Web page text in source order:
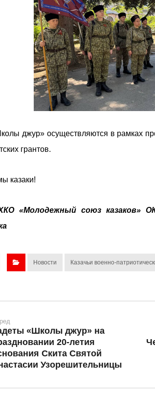
джур» осуществляются в рамках
грантов.
казаки!
«Молодежный союз казаков»
Новости Казачьи военно-
«Школы джур» на
20-летия
Скита Святой
Узорешительницы